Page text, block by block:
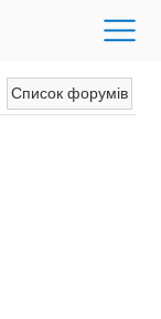
Список форумів